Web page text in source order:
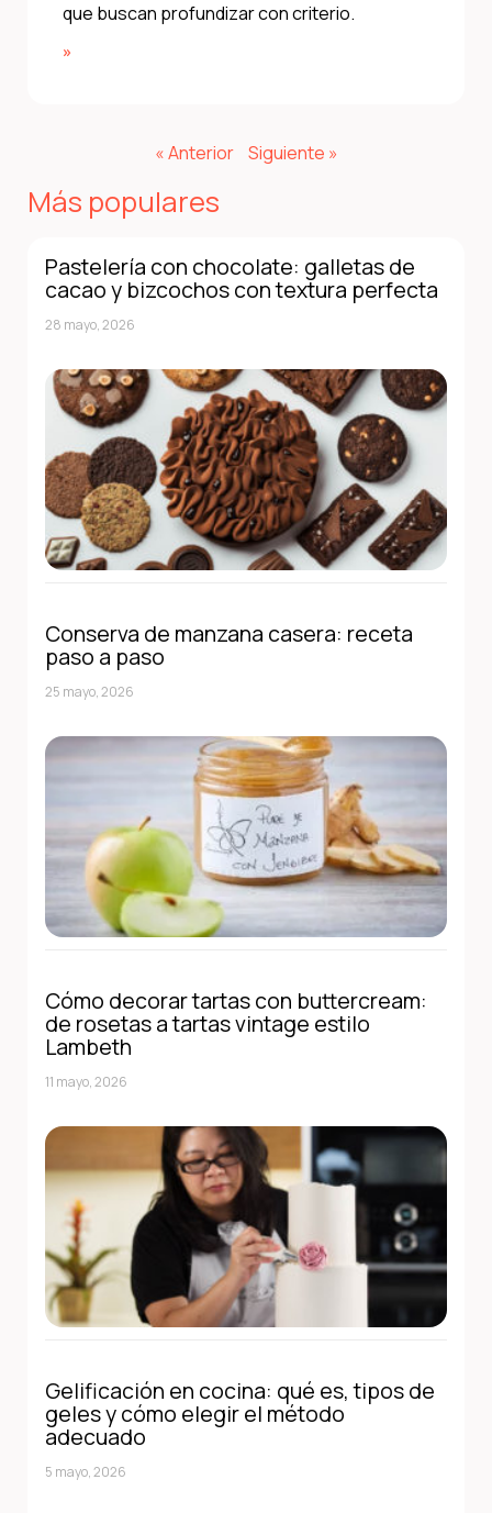
que buscan profundizar con criterio.
»
« Anterior Siguiente »
Más populares
Pastelería con chocolate: galletas de
cacao y bizcochos con textura perfecta
28 mayo, 2026
Conserva de manzana casera: receta
paso a paso
25 mayo, 2026
Cómo decorar tartas con buttercream:
de rosetas a tartas vintage estilo
Lambeth
11 mayo, 2026
Gelificación en cocina: qué es, tipos de
geles y cómo elegir el método
adecuado
5 mayo, 2026